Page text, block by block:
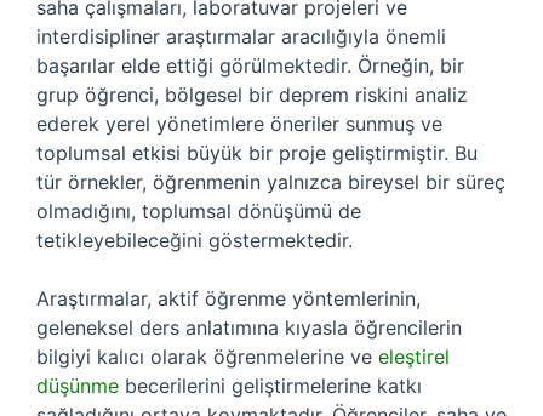
saha çalışmaları, laboratuvar projeleri ve
interdisipliner araştırmalar aracılığıyla önemli
başarılar elde ettiği görülmektedir. Örneğin, bir
grup öğrenci, bölgesel bir deprem riskini analiz
ederek yerel yönetimlere öneriler sunmuş ve
toplumsal etkisi büyük bir proje geliştirmiştir. Bu
tür örnekler, öğrenmenin yalnızca bireysel bir süreç
olmadığını, toplumsal dönüşümü de
tetikleyebileceğini göstermektedir.
Araştırmalar, aktif öğrenme yöntemlerinin,
geleneksel ders anlatımına kıyasla öğrencilerin
bilgiyi kalıcı olarak öğrenmelerine ve eleştirel
düşünme becerilerini geliştirmelerine katkı